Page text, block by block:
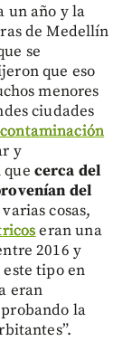
un año y la
de Medellín
se
que eso
menores
ciudades
contaminación
y
que cerca del
del
cosas,
eran una
2016 y
tipo en
eran
la